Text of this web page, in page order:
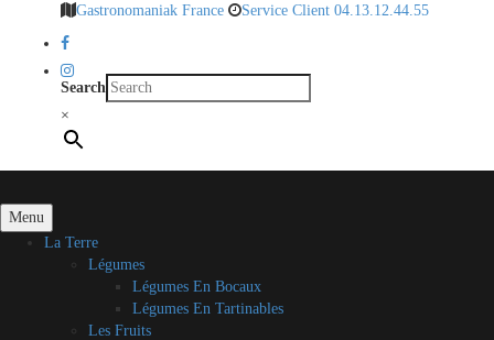
Gastronomaniak France Service Client 04.13.12.44.55
Search
×
Menu
La Terre
Légumes
Légumes En Bocaux
Légumes En Tartinables
Les Fruits